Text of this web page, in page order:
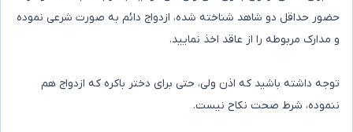
حضور حداقل دو شاهد شناخته شده، ازدواج دائم به صورت شرعی نموده
و مدارک مربوطه را از عاقد اخذ نمایید.
توجه داشته باشید که اذن ولی، حتی برای دختر باکره که ازدواج هم
ننموده، شرط صحت نکاح نیست.